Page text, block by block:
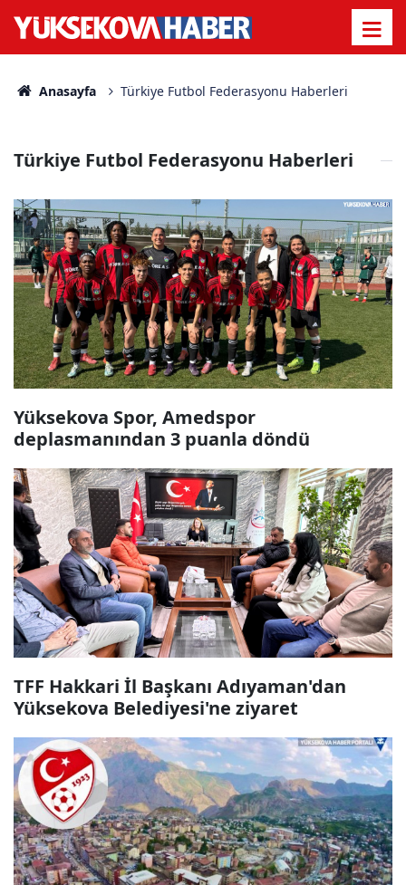
Anasayfa Türkiye Futbol Federasyonu Haberleri
Türkiye Futbol Federasyonu Haberleri
Yüksekova Spor, Amedspor
deplasmanından 3 puanla döndü
TFF Hakkari İl Başkanı Adıyaman'dan
Yüksekova Belediyesi'ne ziyaret